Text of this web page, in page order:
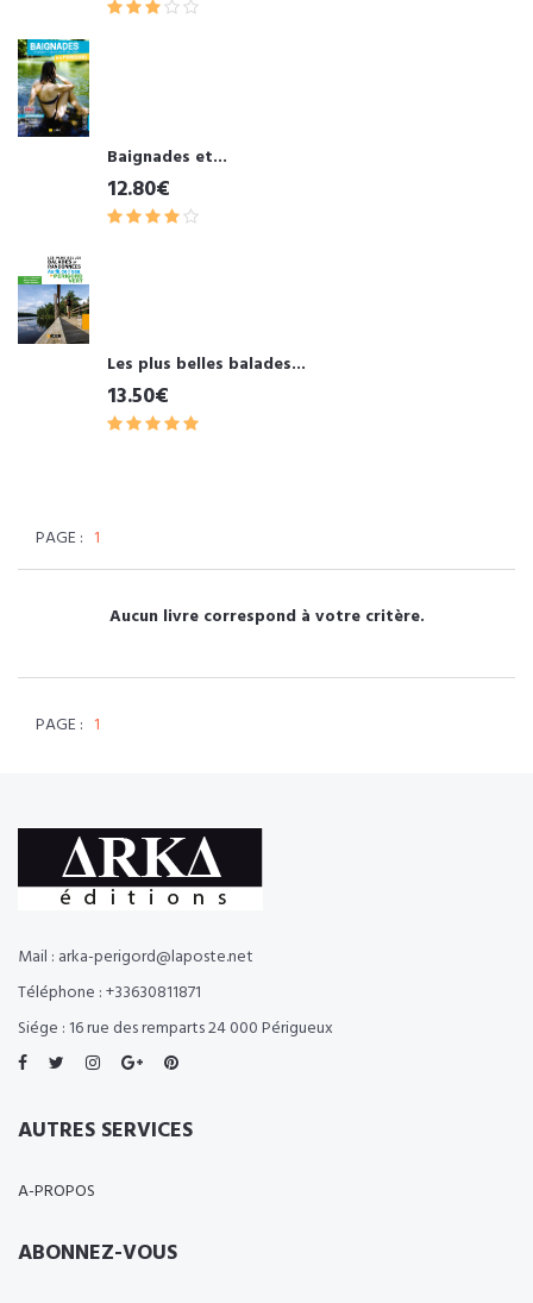
Baignades et...
12.80€
Les plus belles balades...
13.50€
PAGE : 1
Aucun livre correspond à votre critère.
PAGE : 1
Mail : arka-perigord@laposte.net
Téléphone : +33630811871
Siége : 16 rue des remparts 24 000 Périgueux
AUTRES SERVICES
A-PROPOS
ABONNEZ-VOUS